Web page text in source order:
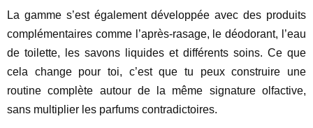
La gamme s’est également développée avec des produits
complémentaires comme l’après-rasage, le déodorant, l’eau
de toilette, les savons liquides et différents soins. Ce que
cela change pour toi, c’est que tu peux construire une
routine complète autour de la même signature olfactive,
sans multiplier les parfums contradictoires.